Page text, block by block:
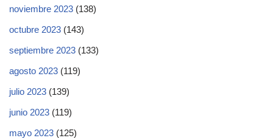
noviembre 2023 (138)
octubre 2023 (143)
septiembre 2023 (133)
agosto 2023 (119)
julio 2023 (139)
junio 2023 (119)
mayo 2023 (125)